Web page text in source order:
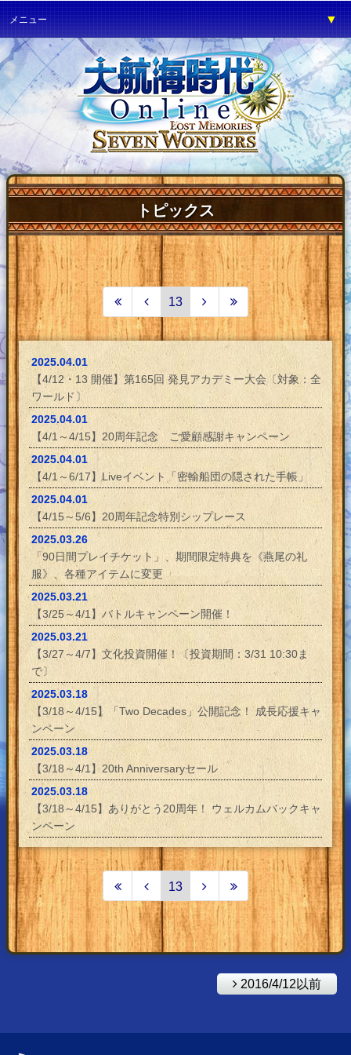
メニュー ▼
ゲーム紹介 ▼
プレイガイド ▼
サービス ▼
イベント ▼
開発の部屋 ▼
サポート ▼
▼
ネットカフェ ▼
トピックス
13
2025.04.01
【4/12・13 開催】第165回 発見アカデミー大会〔対象：全
ワールド〕
2025.04.01
【4/1～4/15】20周年記念 ご愛顧感謝キャンペーン
2025.04.01
【4/1～6/17】Liveイベント「密輸船団の隠された手帳」
2025.04.01
【4/15～5/6】20周年記念特別シップレース
2025.03.26
「90日間プレイチケット」、期間限定特典を《燕尾の礼
服》、各種アイテムに変更
2025.03.21
【3/25～4/1】バトルキャンペーン開催！
2025.03.21
【3/27～4/7】文化投資開催！〔投資期間：3/31 10:30ま
で〕
2025.03.18
【3/18～4/15】「Two Decades」公開記念！ 成長応援キャ
ンペーン
2025.03.18
【3/18～4/1】20th Anniversaryセール
2025.03.18
【3/18～4/15】ありがとう20周年！ ウェルカムバックキャ
ンペーン
13
2016/4/12以前